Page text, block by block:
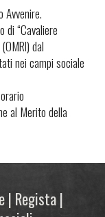
“Cavaliere
dal
nei campi sociale
al Merito della
| Regista|